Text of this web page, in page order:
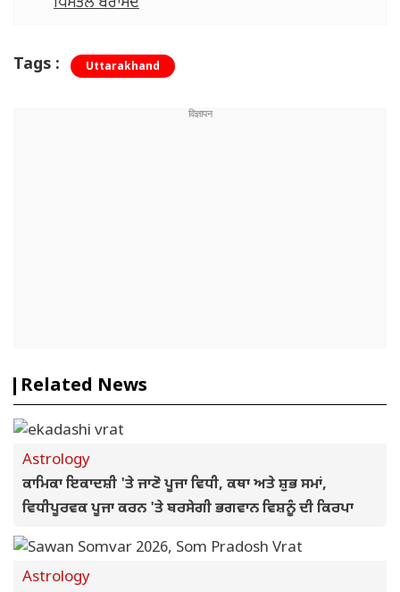
Tags : Uttarakhand
Related News
Astrology
ਕਾਮਿਕਾ ਇਕਾਦਸ਼ੀ 'ਤੇ ਜਾਣੋ ਪੂਜਾ ਵਿਧੀ, ਕਥਾ ਅਤੇ ਸ਼ੁਭ ਸਮਾਂ,
ਵਿਧੀਪੂਰਵਕ ਪੂਜਾ ਕਰਨ 'ਤੇ ਬਰਸੇਗੀ ਭਗਵਾਨ ਵਿਸ਼ਨੂੰ ਦੀ ਕਿਰਪਾ
Astrology